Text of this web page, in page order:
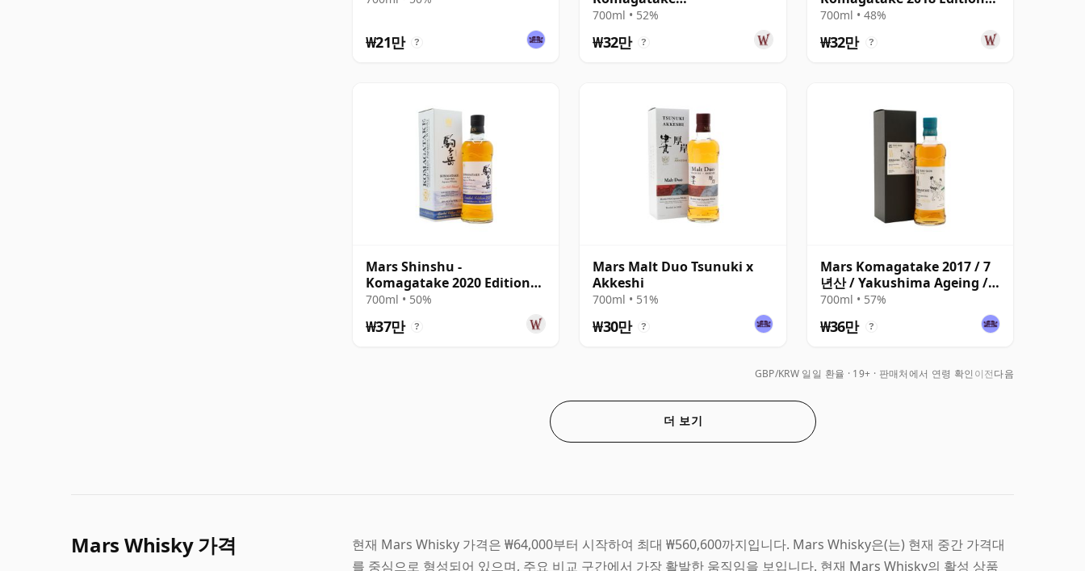
₩21만 ?
Shinanotanpopo Edition
700ml • 52%
₩32만 ?
Single Malt Japa
700ml • 48%
₩32만 ?
Mars Shinshu -
Komagatake 2020 Edition
Single Malt Japa
700ml • 50%
₩37만 ?
Mars Malt Duo Tsunuki x
Akkeshi
700ml • 51%
₩30만 ?
Mars Komagatake 2017 / 7
년산 / Yakushima Ageing /
TWE Exclusive
700ml • 57%
₩36만 ?
더 보기
GBP/KRW 일일 환율 19+ · 판매처에서 연령 확인 이전다음
Mars Whisky 가격
현재 Mars Whisky 가격은 ₩64,000부터 시작하여 최대 ₩560,600까지입니다. Mars Whisky은(는) 현재 중간 가격대
를 중심으로 형성되어 있으며, 주요 비교 구간에서 가장 활발한 움직임을 보입니다. 현재 Mars Whisky의 활성 상품